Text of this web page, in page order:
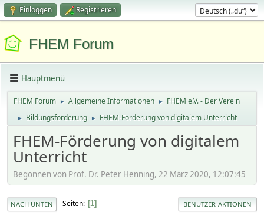
Einloggen Registrieren
FHEM Forum
Hauptmenü
FHEM Forum ► Allgemeine Informationen ► FHEM e.V. - Der Verein
► Bildungsförderung ► FHEM-Förderung von digitalem Unterricht
FHEM-Förderung von digitalem
Unterricht
Begonnen von Prof. Dr. Peter Henning, 22 März 2020, 12:07:45
NACH UNTEN Seiten 1 BENUTZER-AKTIONEN